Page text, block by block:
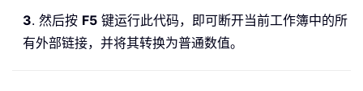
3. 然后按 F5 键运行此代码，即可断开当前工作簿中的所
有外部链接，并将其转换为普通数值。